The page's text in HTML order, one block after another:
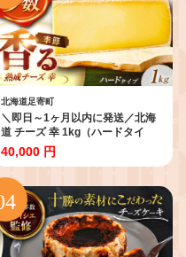
北海道足寄町
＼即日～1ヶ月以内に発送／北海
道 チーズ 幸 1kg（ハードタイ
プ）《足寄町》【しあわせチーズ
工房】[BEAK011] チーズ ナチュ
ラルチーズ ハード 生乳 ミルク 乳
製品 おつまみ おすすめ ギフト
1kg 足寄町産 北海道産 道産 あし
ょろ 足寄町 40000 40000円
40,000 円